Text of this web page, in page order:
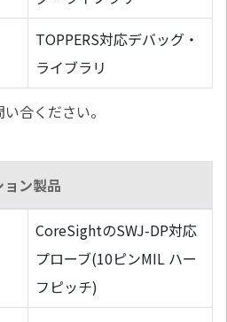
TOPPERS対応デバッグ・
ライブラリ
合ください。
ン製品
CoreSightのSWJ-DP対応
プローブ(10ピンMIL ハー
フピッチ)